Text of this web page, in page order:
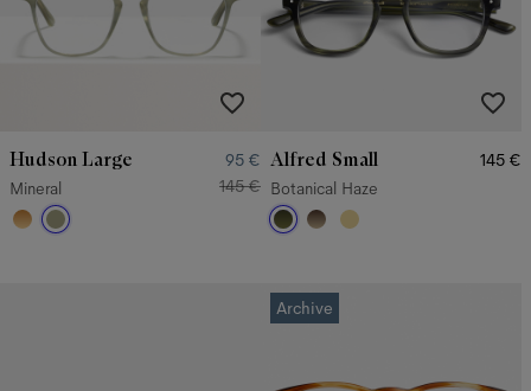
Hudson Large
95 €
Mineral
145 €
Alfred Small
145 €
Botanical Haze
Archive